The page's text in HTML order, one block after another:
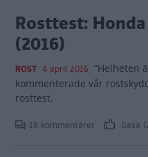
Rosttest:
(2016)
ROST 4 april 2016 ”Helheten
kommenterade vår
rosttest.
19 kommentarer Gasa